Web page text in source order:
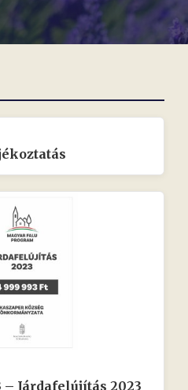
– Járdafelújítás 2023